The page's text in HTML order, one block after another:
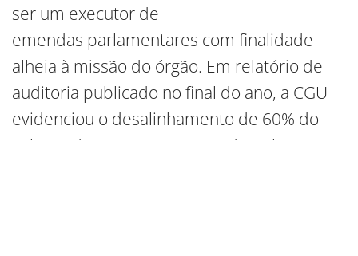
ser um executor de
emendas parlamentares com finalidade
alheia à missão do órgão. Em relatório de
auditoria publicado no final do ano, a CGU
evidenciou o desalinhamento de 60% do
volume de recursos contratado pelo DNOCS